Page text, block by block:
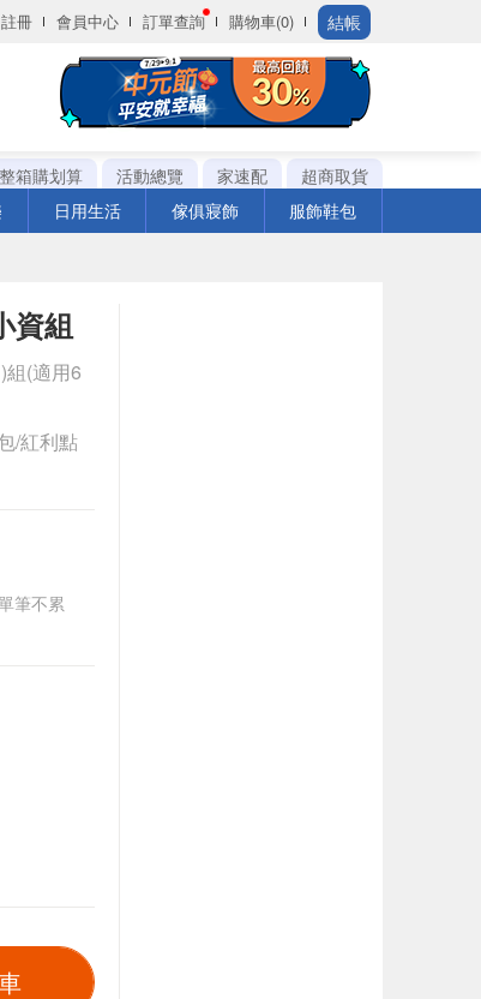
註冊 會員中心 訂單查詢 購物車(0) 結帳
整箱購划算 活動總覽 家速配
超商取貨
日用生活 傢俱寢飾 服飾鞋包
資組
(適用6
/紅利點
筆不累